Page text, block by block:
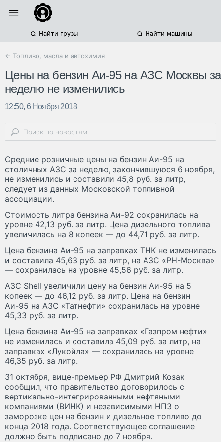
Найти грузы Найти машины
← Топливо, масла и автохимия
Цены на бензин Аи-95 на АЗС Москвы за
неделю не изменились
12:50, 6 Ноября 2018
Средние розничные цены на бензин Аи-95 на
столичных АЗС за неделю, закончившуюся 6 ноября,
не изменились и составили 45,8 руб. за литр,
следует из данных Московской топливной
ассоциации.
Стоимость литра бензина Аи-92 сохранилась на
уровне 42,13 руб. за литр. Цена дизельного топлива
увеличилась на 8 копеек — до 44,71 руб. за литр.
Цена бензина Аи-95 на заправках ТНК не изменилась
и составила 45,63 руб. за литр, на АЗС «РН-Москва»
— сохранилась на уровне 45,56 руб. за литр.
АЗС Shell увеличили цену на бензин Аи-95 на 5
копеек — до 46,12 руб. за литр. Цена на бензин
Аи-95 на АЗС «Татнефти» сохранилась на уровне
45,33 руб. за литр.
Цена бензина Аи-95 на заправках «Газпром нефти»
не изменилась и составила 45,09 руб. за литр, на
заправках «Лукойла» — сохранилась на уровне
46,35 руб. за литр.
31 октября, вице-премьер РФ Дмитрий Козак
сообщил, что правительство договорилось с
вертикально-интегрированными нефтяными
компаниями (ВИНК) и независимыми НПЗ о
заморозке цен на бензин и дизельное топливо до
конца 2018 года. Соответствующее соглашение
должно быть подписано до 7 ноября.